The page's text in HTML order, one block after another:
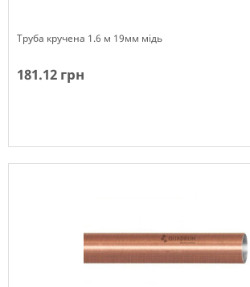
Труба кручена 1.6 м 19мм мідь
181.12 грн